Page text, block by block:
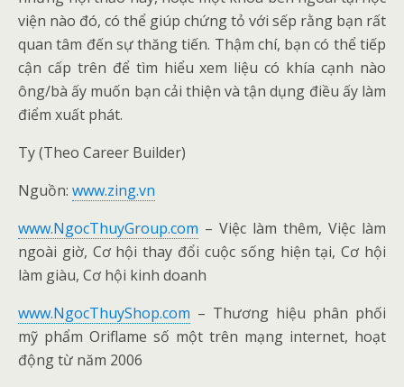
viện nào đó, có thể giúp chứng tỏ với sếp rằng bạn rất
quan tâm đến sự thăng tiến. Thậm chí, bạn có thể tiếp
cận cấp trên để tìm hiểu xem liệu có khía cạnh nào
ông/bà ấy muốn bạn cải thiện và tận dụng điều ấy làm
điểm xuất phát.
Ty (Theo Career Builder)
Nguồn: www.zing.vn
www.NgocThuyGroup.com – Việc làm thêm, Việc làm
ngoài giờ, Cơ hội thay đổi cuộc sống hiện tại, Cơ hội
làm giàu, Cơ hội kinh doanh
www.NgocThuyShop.com – Thương hiệu phân phối
mỹ phẩm Oriflame số một trên mạng internet, hoạt
động từ năm 2006